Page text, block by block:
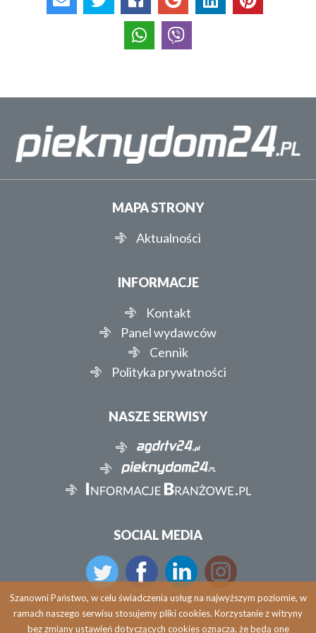
MAPA STRONY
Aktualności
INFORMACJE
Kontakt
Panel wydawców
Cennik
Polityka prywatności
NASZE SERWISY
SOCIAL MEDIA
Szanowni Państwo, w celu świadczenia usług na najwyższym poziomie, w
ramach naszego serwisu stosujemy pliki cookies. Korzystanie z witryny
bez zmiany ustawień dotyczących cookies oznacza, że będą one